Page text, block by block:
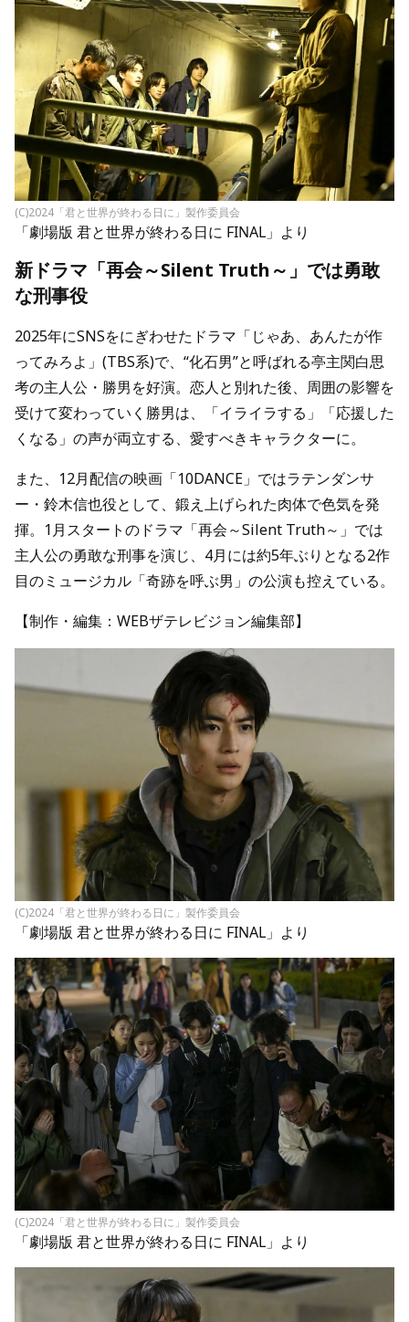
(C)2024「君と世界が終わる日に」製作委員会
「劇場版 君と世界が終わる日に FINAL」より
新ドラマ「再会～Silent Truth～」では勇敢
な刑事役
2025年にSNSをにぎわせたドラマ「じゃあ、あんたが作
ってみろよ」(TBS系)で、“化石男”と呼ばれる亭主関白思
考の主人公・勝男を好演。恋人と別れた後、周囲の影響を
受けて変わっていく勝男は、「イライラする」「応援した
くなる」の声が両立する、愛すべきキャラクターに。
また、12月配信の映画「10DANCE」ではラテンダンサ
ー・鈴木信也役として、鍛え上げられた肉体で色気を発
揮。1月スタートのドラマ「再会～Silent Truth～」では
主人公の勇敢な刑事を演じ、4月には約5年ぶりとなる2作
目のミュージカル「奇跡を呼ぶ男」の公演も控えている。
【制作・編集：WEBザテレビジョン編集部】
(C)2024「君と世界が終わる日に」製作委員会
「劇場版 君と世界が終わる日に FINAL」より
(C)2024「君と世界が終わる日に」製作委員会
「劇場版 君と世界が終わる日に FINAL」より